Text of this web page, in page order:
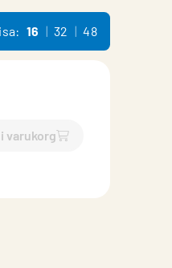
16 32 48
varukorg
`$Lägg till